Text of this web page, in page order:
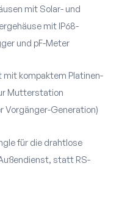
mit Solar- und
mit IP68-
und pF-Meter
mit kompaktem Platinen-
Mutterstation
Vorgänger-Generation)
für die drahtlose
statt RS-